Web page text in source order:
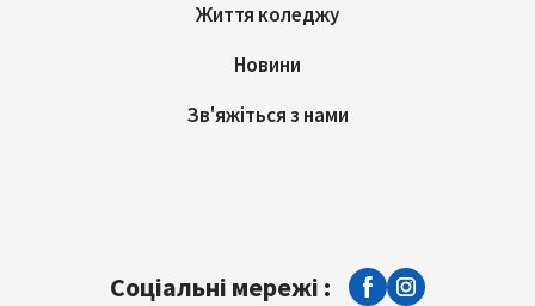
Життя коледжу
Новини
Зв'яжіться з нами
Соціальні мережі :